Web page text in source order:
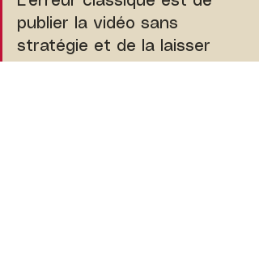
publier la vidéo sans
stratégie et de la laisser